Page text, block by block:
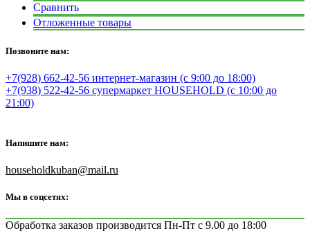
Сравнить
Отложенные товары
Позвоните нам:
+7(928) 662-42-56 интернет-магазин (с 9:00 до 18:00)
+7(938) 522-42-56 супермаркет HOUSEHOLD (с 10:00 до
21:00)
Напишите нам:
householdkuban@mail.ru
Мы в соцсетях:
Обработка заказов производится Пн-Пт с 9.00 до 18:00